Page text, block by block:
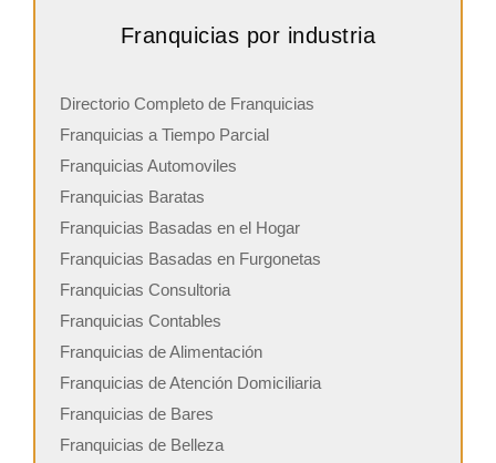
Franquicias por industria
Directorio Completo de Franquicias
Franquicias a Tiempo Parcial
Franquicias Automoviles
Franquicias Baratas
Franquicias Basadas en el Hogar
Franquicias Basadas en Furgonetas
Franquicias Consultoria
Franquicias Contables
Franquicias de Alimentación
Franquicias de Atención Domiciliaria
Franquicias de Bares
Franquicias de Belleza